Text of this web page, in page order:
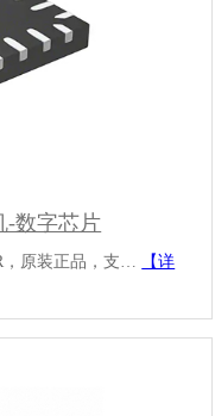
-数字芯片
，原装正品，支…
【详